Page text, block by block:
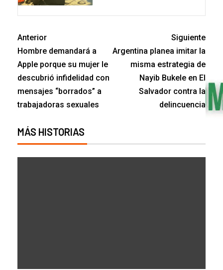
Anterior
Hombre demandará a
Apple porque su mujer le
descubrió infidelidad con
mensajes “borrados” a
trabajadoras sexuales
Siguiente
Argentina planea imitar la
misma estrategia de
Nayib Bukele en El
Salvador contra la
delincuencia
MÁS HISTORIAS